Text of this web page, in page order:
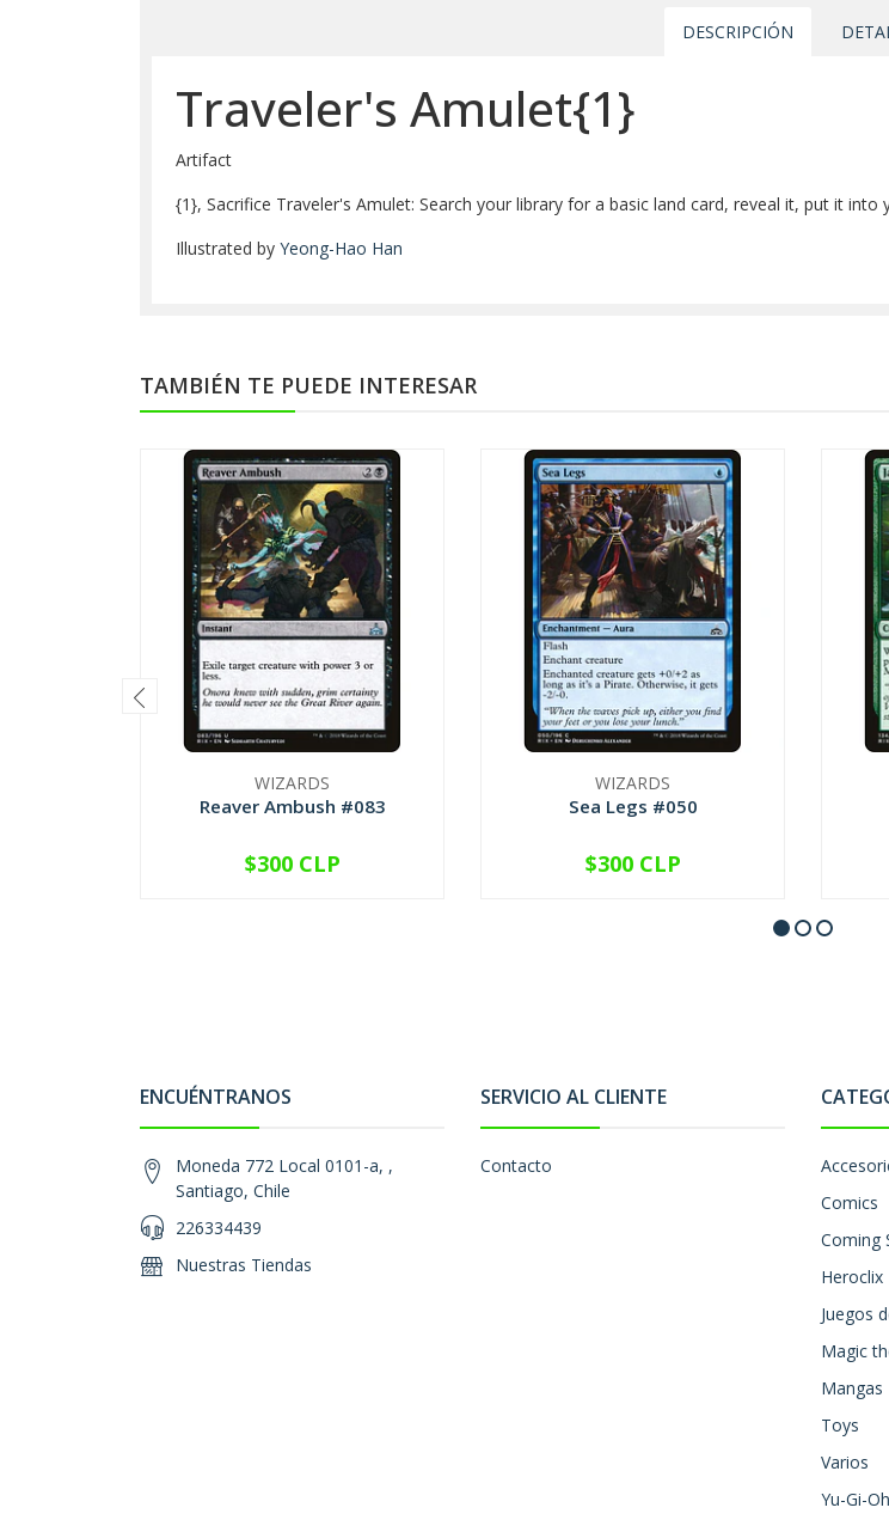
DESCRIPCIÓN
Traveler's Amulet{1}
Artifact
{1}, Sacrifice Traveler's Amulet: Search your library for a basic land card, reveal it, put it into
Illustrated by Yeong-Hao Han
TAMBIÉN TE PUEDE INTERESAR
WIZARDS
Reaver Ambush #083
VER OPCIONES
$300 CLP
WIZARDS
Sea Legs #050
VER OPCIONES
$300 CLP
ENCUÉNTRANOS
Moneda 772 Local 0101-a, ,
Santiago, Chile
226334439
Nuestras Tiendas
SERVICIO AL CLIENTE
Contacto
Comics
Coming
Heroclix
Juegos
Magic
Mangas
Toys
Varios
Yu-Gi-